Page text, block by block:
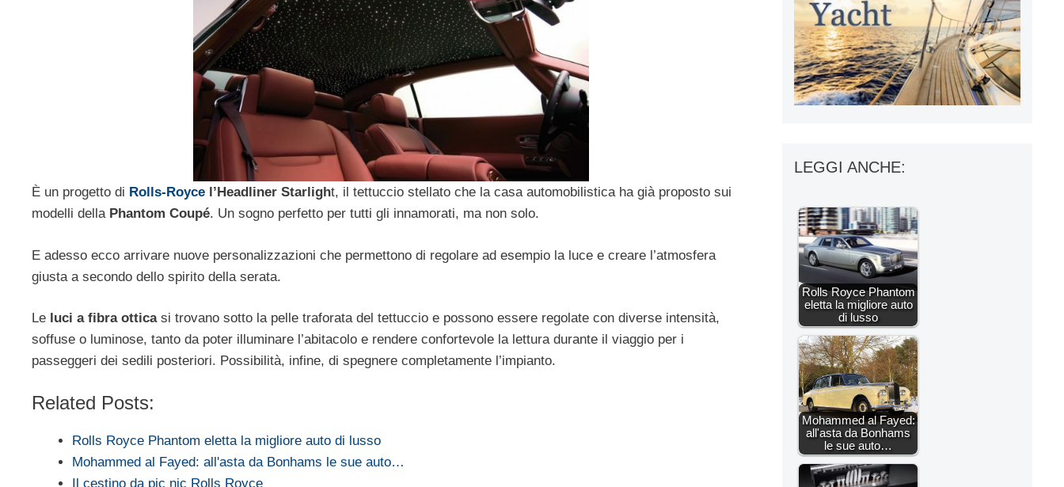
È un progetto di Rolls-Royce l’Headliner Starlight, il tettuccio stellato che la casa automobilistica ha già proposto sui
modelli della Phantom Coupé. Un sogno perfetto per tutti gli innamorati, ma non solo.
E adesso ecco arrivare nuove personalizzazioni che permettono di regolare ad esempio la luce e creare l’atmosfera
giusta a secondo dello spirito della serata.
Le luci a fibra otticasi trovano sotto la pelle traforata del tettuccio e possono essere regolate con diverse intensità,
soffuse o luminose, tanto da poter illuminare l’abitacolo e rendere confortevole la lettura durante il viaggio per i
passeggeri dei sedili posteriori. Possibilità, infine, di spegnere completamente l’impianto.
Related Posts:
Rolls Royce Phantom eletta la migliore auto di lusso
Mohammed al Fayed: all'asta da Bonhams le sue auto…
Il cestino da pic nic Rolls Royce
LEGGI ANCHE:
Rolls Royce Phantom
eletta la migliore auto
di lusso
Mohammed al Fayed:
all'asta da Bonhams
le sue auto…